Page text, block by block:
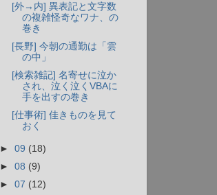
[外→内] 異表記と文字数
の複雑怪奇なワナ、の
巻き
[長野] 今朝の通勤は「雲
の中」
[検索雑記] 名寄せに泣か
され、泣く泣くVBAに
手を出すの巻き
[仕事術] 佳きものを見て
おく
►09 (18)
►08 (9)
►07 (12)